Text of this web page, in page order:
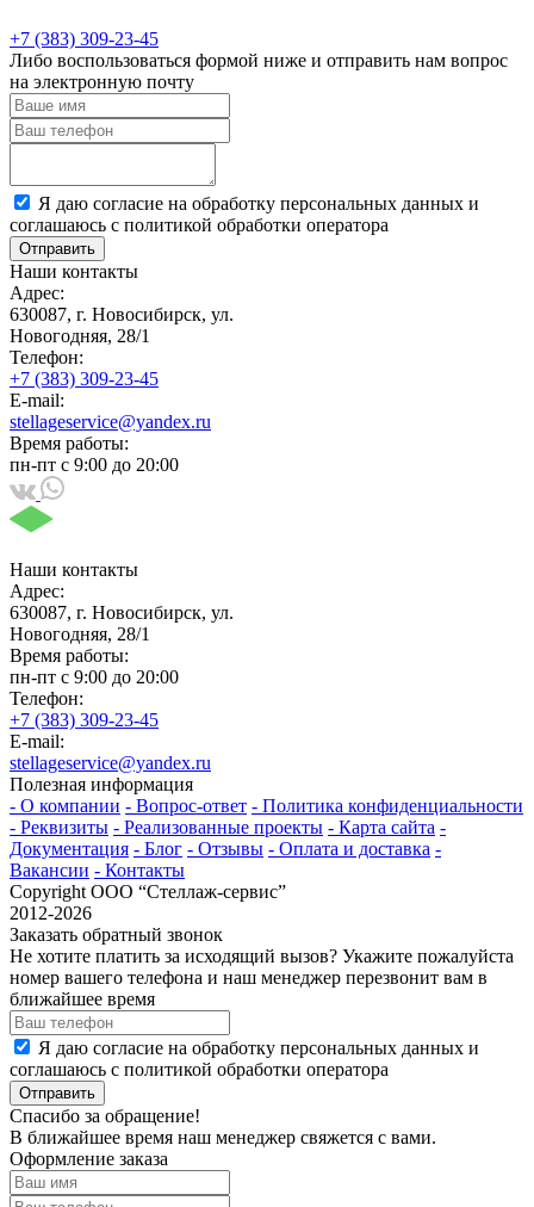
+7 (383) 309-23-45
Либо воспользоваться формой ниже и отправить нам вопрос
на электронную почту
Я даю согласие на обработку персональных данных и
соглашаюсь с политикой обработки оператора
Отправить
Наши контакты
Адрес:
630087, г. Новосибирск, ул.
Новогодняя, 28/1
Телефон:
+7 (383) 309-23-45
E-mail:
stellageservice@yandex.ru
Время работы:
пн-пт с 9:00 до 20:00
Наши контакты
Адрес:
630087, г. Новосибирск, ул.
Новогодняя, 28/1
Время работы:
пн-пт с 9:00 до 20:00
Телефон:
+7 (383) 309-23-45
E-mail:
stellageservice@yandex.ru
Полезная информация
- О компании - Вопрос-ответ - Политика конфиденциальности
- Реквизиты - Реализованные проекты - Карта сайта -
Документация - Блог - Отзывы - Оплата и доставка -
Вакансии - Контакты
Copyright ООО “Стeллаж-сервис”
2012-2026
Заказать обратный звонок
Не хотите платить за исходящий вызов? Укажите пожалуйста
номер вашего телефона и наш менеджер перезвонит вам в
ближайшее время
Я даю согласие на обработку персональных данных и
соглашаюсь с политикой обработки оператора
Отправить
Спасибо за обращение!
В ближайшее время наш менеджер свяжется с вами.
Оформление заказа